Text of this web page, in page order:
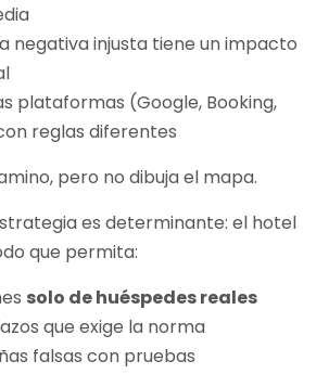
negativa injusta tiene un impacto
plataformas (Google, Booking,
reglas diferentes
pero no dibuja el mapa.
es determinante: el hotel
que permita:
solo de huéspedes reales
que exige la norma
falsas con pruebas